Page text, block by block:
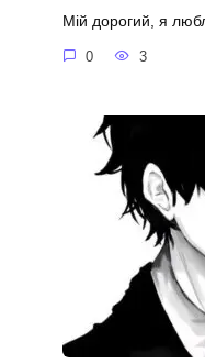
Мій дорогий, я
0 3